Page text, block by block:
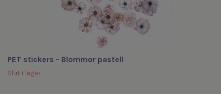
PET stickers - Blommor pastell
Slut i lager